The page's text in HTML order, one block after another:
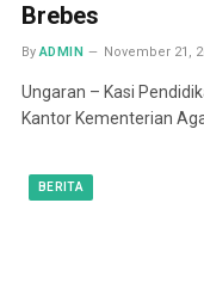
Brebes
By ADMIN November 21,
Ungaran – Kasi
Kantor Kementerian
BERITA